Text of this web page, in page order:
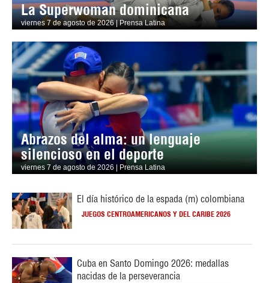
La Superwoman dominicana
viernes 7 de agosto de 2026 | Prensa Latina
Abrazos del alma: un lenguaje
silencioso en el deporte
viernes 7 de agosto de 2026 | Prensa Latina
El día histórico de la espada (m) colombiana
JUEGOS CENTROAMERICANOS Y DEL CARIBE 2026
Cuba en Santo Domingo 2026: medallas
nacidas de la perseverancia